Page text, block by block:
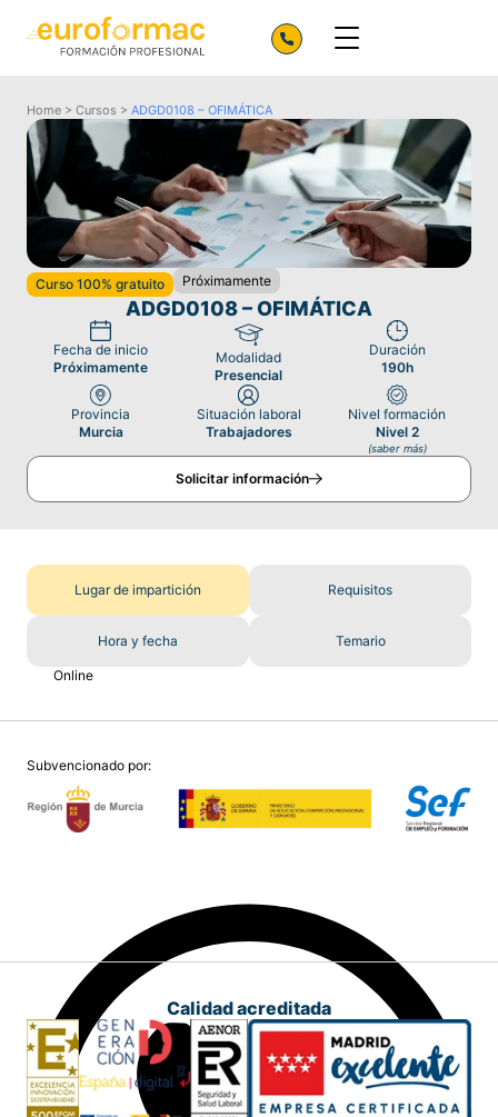
Home > Cursos > ADGD0108 – OFIMÁTICA
Curso 100% gratuito Próximamente
ADGD0108 – OFIMÁTICA
Fecha de inicio
Próximamente
Modalidad
Presencial
Duración
190h
Provincia
Murcia
Situación laboral
Trabajadores
Nivel formación
Nivel 2
(saber más)
Solicitar información
Lugar de impartición Requisitos
Hora y fecha Temario
Online
Subvencionado por:
Calidad acreditada